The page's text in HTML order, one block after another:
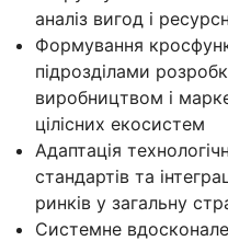
аналіз вигод і
Формування
підрозділами
виробництвом і
цілісних екосистем
Адаптація
стандартів та
ринків у загальну
Системне